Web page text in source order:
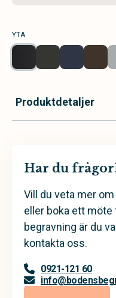
YTA
Produktdetaljer
Har du
Vill du veta mer
eller boka ett möte
begravning är du
kontakta oss.
0921-121 60